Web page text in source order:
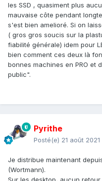
les SSD , quasiment plus
mauvaise côte pendant
s'est bien amelioré. Si on
( gros gros soucis sur la
fiabilité générale) idem pour
bien comment ces deux là
bonnes machines en PRO et
public".
Pyrithe
Posté(e) 21 août 2021
Je distribue maintenant
(Wortmann).